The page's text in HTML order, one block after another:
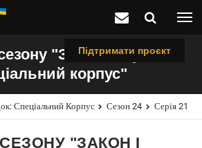
Підтримати проєкт
"Закон і порядок:
корпус"
Спеціальний Корпус Сезон 24 Серія 21
СЕЗОНУ "ЗАКОН І